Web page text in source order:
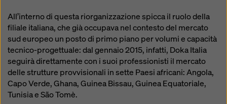
All’interno di questa riorganizzazione spicca il ruolo della
filiale italiana, che già occupava nel contesto del mercato
sud europeo un posto di primo piano per volumi e capacità
tecnico-progettuale: dal gennaio 2015, infatti, Doka Italia
seguirà direttamente con i suoi professionisti il mercato
delle strutture provvisionali in sette Paesi africani: Angola,
Capo Verde, Ghana, Guinea Bissau, Guinea Equatoriale,
Tunisia e São Tomè.